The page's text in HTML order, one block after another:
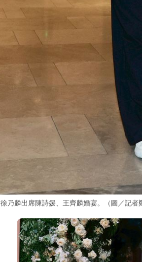
徐乃麟出席陳詩媛、王齊麟婚宴。（圖／記者